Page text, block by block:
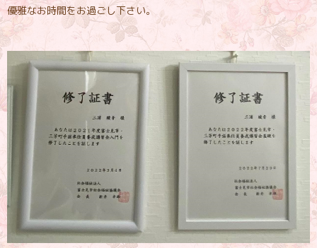
優雅なお時間をお過ごし下さい。